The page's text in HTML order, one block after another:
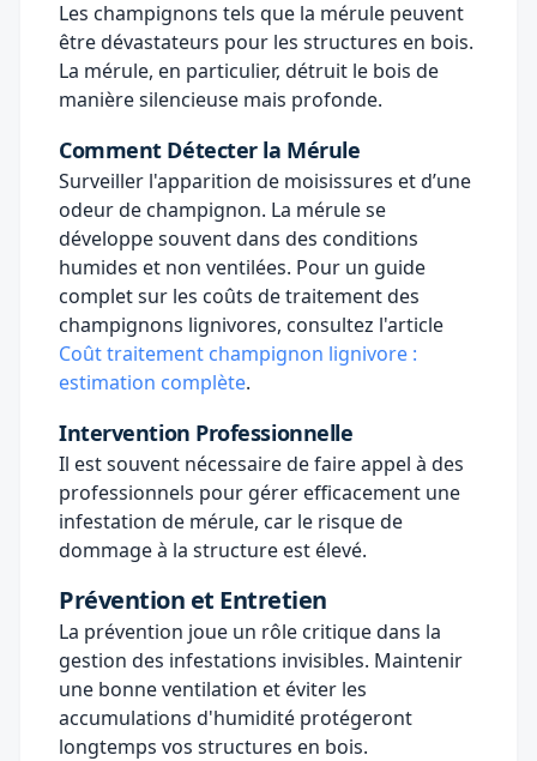
Les champignons tels que la mérule peuvent
être dévastateurs pour les structures en bois.
La mérule, en particulier, détruit le bois de
manière silencieuse mais profonde.
Comment Détecter la Mérule
Surveiller l'apparition de moisissures et d’une
odeur de champignon. La mérule se
développe souvent dans des conditions
humides et non ventilées. Pour un guide
complet sur les coûts de traitement des
champignons lignivores, consultez l'article
Coût traitement champignon lignivore :
estimation complète.
Intervention Professionnelle
Il est souvent nécessaire de faire appel à des
professionnels pour gérer efficacement une
infestation de mérule, car le risque de
dommage à la structure est élevé.
Prévention et Entretien
La prévention joue un rôle critique dans la
gestion des infestations invisibles. Maintenir
une bonne ventilation et éviter les
accumulations d'humidité protégeront
longtemps vos structures en bois.